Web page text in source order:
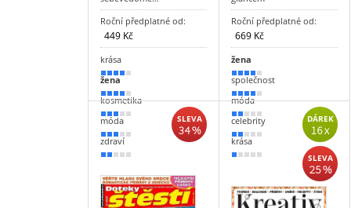
Roční předplatné od:
449 Kč
krása
80 %
žena
70 %
kosmetika
60 %
móda
50 %
zdraví
30 %
Roční předplatné od:
669 Kč
žena
80 %
společnost
70 %
móda
40 %
celebrity
30 %
krása
20 %
SLEVA
34 %
DÁREK
16 x
SLEVA
25 %